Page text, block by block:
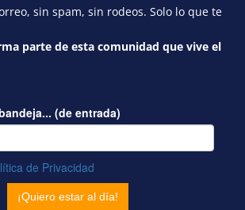
sin spam, sin rodeos. Solo lo que te
parte de esta comunidad que vive el